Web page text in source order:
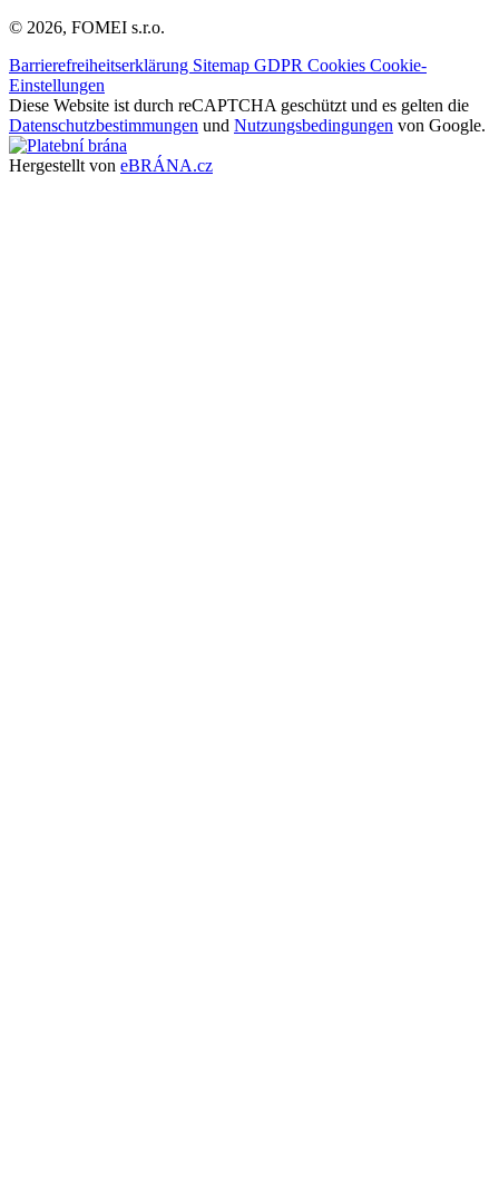
© 2026, FOMEI s.r.o.
Barrierefreiheitserklärung Sitemap GDPR Cookies Cookie-
Einstellungen
Diese Website ist durch reCAPTCHA geschützt und es gelten die
Datenschutzbestimmungen und Nutzungsbedingungen von Google.
Hergestellt von eBRÁNA.cz